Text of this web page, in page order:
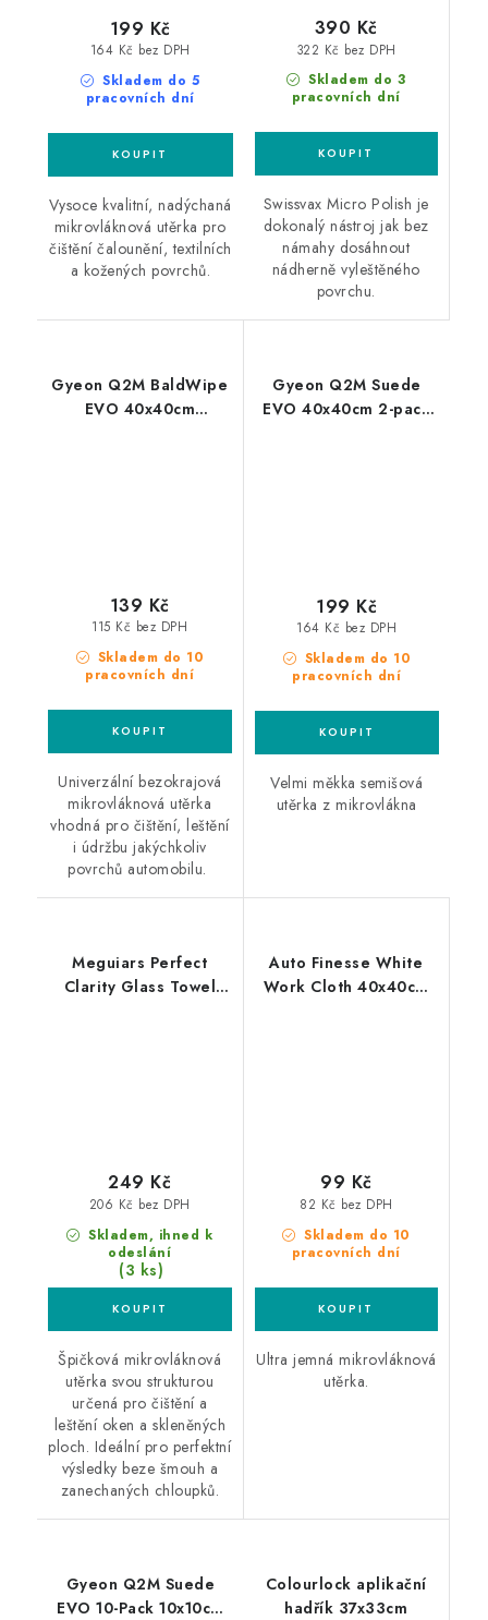
Skladem do 5
pracovních dní
164 Kč bez DPH
199 Kč
Vysoce kvalitní, nadýchaná
mikrovláknová utěrka pro
čištění čalounění, textilních
a kožených povrchů.
Skladem do 3
pracovních dní
322 Kč bez DPH
390 Kč
Swissvax Micro Polish je
dokonalý nástroj jak bez
námahy dosáhnout
nádherně vyleštěného
povrchu.
Gyeon Q2M BaldWipe
EVO 40x40cm
Skladem do 10
pracovních dní
115 Kč bez DPH
139 Kč
Univerzální bezokrajová
mikrovláknová utěrka
vhodná pro čištění, leštění
i údržbu jakýchkoliv
povrchů automobilu.
Gyeon Q2M Suede
EVO 40x40cm 2-pack
Skladem do 10
pracovních dní
164 Kč bez DPH
199 Kč
Velmi měkka semišová
utěrka z mikrovlákna
Meguiars Perfect
Clarity Glass Towel
Skladem, ihned k
odeslání
(3 ks)
206 Kč bez DPH
249 Kč
Špičková mikrovláknová
utěrka svou strukturou
určená pro čištění a
leštění oken a skleněných
ploch. Ideální pro perfektní
výsledky beze šmouh a
zanechaných chloupků.
Auto Finesse White
Work Cloth 40x40cm
Skladem do 10
pracovních dní
82 Kč bez DPH
99 Kč
Ultra jemná mikrovláknová
utěrka.
Gyeon Q2M Suede
EVO 10-Pack 10x10cm
Colourlock aplikační
hadřík 37x33cm